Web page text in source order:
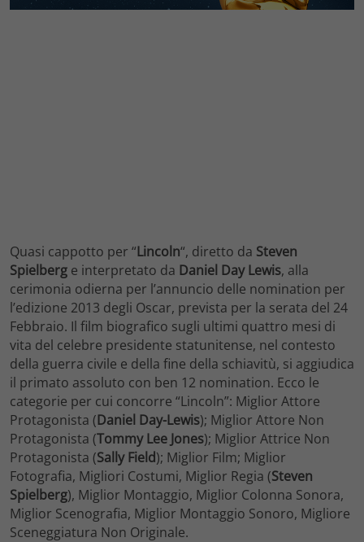
Quasi cappotto per “Lincoln“, diretto da Steven
Spielberg e interpretato da Daniel Day Lewis, alla
cerimonia odierna per l’annuncio delle nomination per
l’edizione 2013 degli Oscar, prevista per la serata del 24
Febbraio. Il film biografico sugli ultimi quattro mesi di
vita del celebre presidente statunitense, nel contesto
della guerra civile e della fine della schiavitù, si aggiudica
il primato assoluto con ben 12 nomination. Ecco le
categorie per cui concorre “Lincoln”: Miglior Attore
Protagonista (Daniel Day-Lewis); Miglior Attore Non
Protagonista (Tommy Lee Jones); Miglior Attrice Non
Protagonista (Sally Field); Miglior Film; Miglior
Fotografia, Migliori Costumi, Miglior Regia (Steven
Spielberg), Miglior Montaggio, Miglior Colonna Sonora,
Miglior Scenografia, Miglior Montaggio Sonoro, Migliore
Sceneggiatura Non Originale.